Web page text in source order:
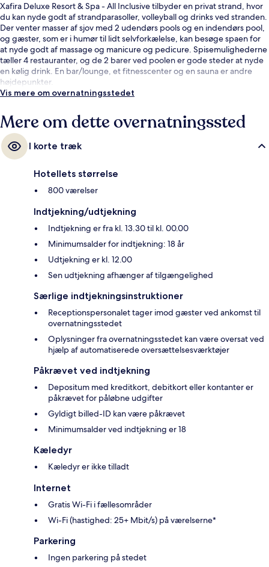
Xafira Deluxe Resort & Spa - All Inclusive tilbyder en privat strand, hvor
du kan nyde godt af strandparasoller, volleyball og drinks ved stranden.
Der venter masser af sjov med 2 udendørs pools og en indendørs pool,
og gæster, som er i humør til lidt selvforkælelse, kan besøge spaen for
at nyde godt af massage og manicure og pedicure. Spisemulighederne
tæller 4 restauranter, og de 2 barer ved poolen er gode steder at nyde
en kølig drink. En bar/lounge, et fitnesscenter og en sauna er andre
højdepunkter.
Vis mere om overnatningsstedet
Mere om dette overnatningssted
I korte træk
Hotellets størrelse
800 værelser
Indtjekning/udtjekning
Indtjekning er fra kl. 13.30 til kl. 00.00
Minimumsalder for indtjekning: 18 år
Udtjekning er kl. 12.00
Sen udtjekning afhænger af tilgængelighed
Særlige indtjekningsinstruktioner
Receptionspersonalet tager imod gæster ved ankomst til
overnatningsstedet
Oplysninger fra overnatningsstedet kan være oversat ved
hjælp af automatiserede oversættelsesværktøjer
Påkrævet ved indtjekning
Depositum med kreditkort, debitkort eller kontanter er
påkrævet for påløbne udgifter
Gyldigt billed-ID kan være påkrævet
Minimumsalder ved indtjekning er 18
Kæledyr
Kæledyr er ikke tilladt
Internet
Gratis Wi-Fi i fællesområder
Wi-Fi (hastighed: 25+ Mbit/s) på værelserne*
Parkering
Ingen parkering på stedet